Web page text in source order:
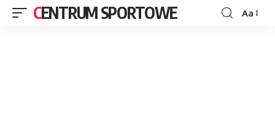
CENTRUM SPORTOWE Aa